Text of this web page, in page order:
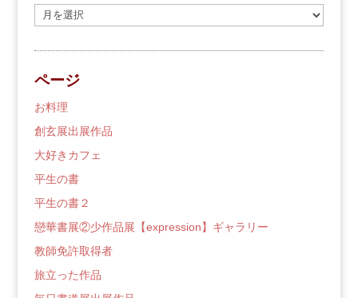
去
の
ロ
グ
ページ
お料理
創玄展出展作品
大好きカフェ
平生の書
平生の書２
戀華書展②少作品展【expression】ギャラリー
教師免許取得者
旅立った作品